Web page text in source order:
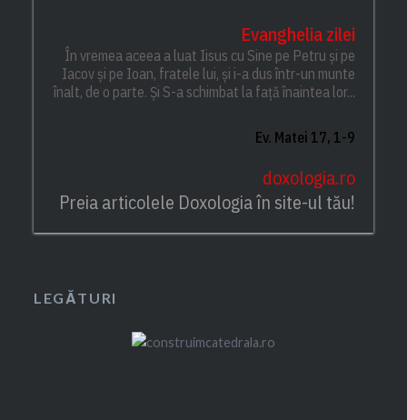
Evanghelia zilei
În vremea aceea a luat Iisus cu Sine pe Petru și pe
Iacov și pe Ioan, fratele lui, și i-a dus într-un munte
înalt, de o parte. Și S-a schimbat la față înaintea lor...
Ev. Matei 17, 1-9
doxologia.ro
Preia articolele Doxologia în site-ul tău!
LEGĂTURI